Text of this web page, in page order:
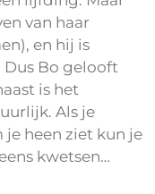
van haar
en hij is
Bo gelooft
is het
Als je
heen ziet kun je
kwetsen…